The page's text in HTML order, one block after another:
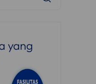
yang